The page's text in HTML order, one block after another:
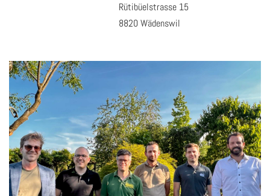
Rütibüelstrasse 15
8820 Wädenswil